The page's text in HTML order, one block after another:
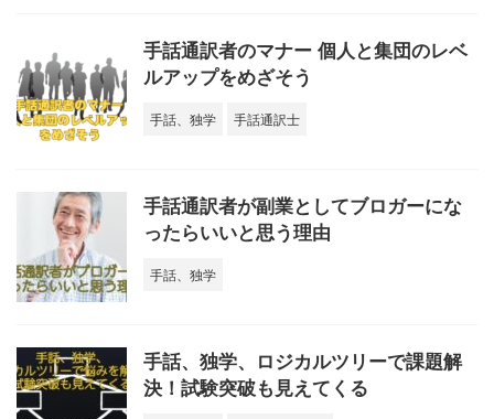
手話通訳者のマナー 個人と集団のレベ
ルアップをめざそう
手話、独学 手話通訳士
手話通訳者が副業としてブロガーにな
ったらいいと思う理由
手話、独学
手話、独学、ロジカルツリーで課題解
決！試験突破も見えてくる